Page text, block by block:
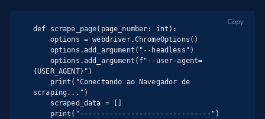
def scrape_page(page_number: int):
{USER_AGENT}")
scraping...")
Copy